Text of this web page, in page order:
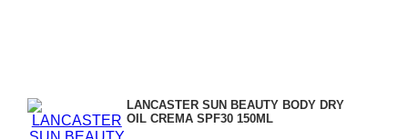
LANCASTER SUN BEAUTY BODY DRY
OIL CREMA SPF30 150ML